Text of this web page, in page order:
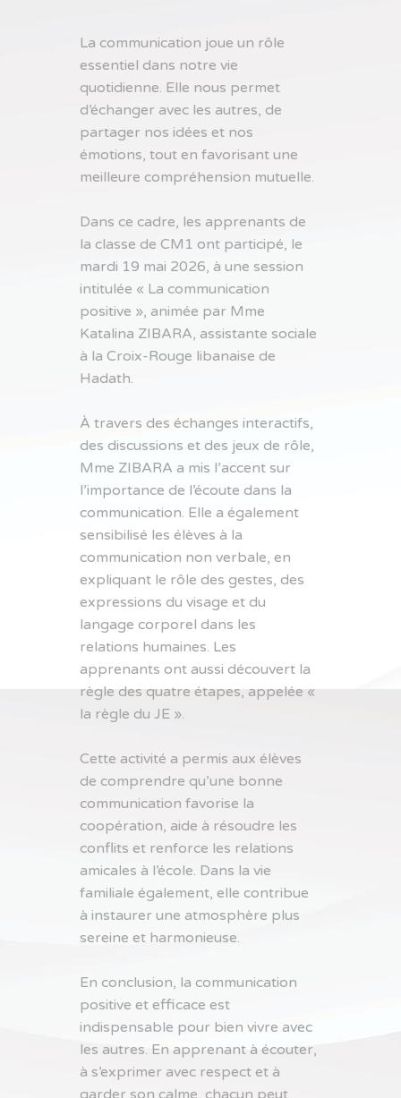
La communication joue un rôle
essentiel dans notre vie
quotidienne. Elle nous permet
d’échanger avec les autres, de
partager nos idées et nos
émotions, tout en favorisant une
meilleure compréhension mutuelle.
Dans ce cadre, les apprenants de
la classe de CM1 ont participé, le
mardi 19 mai 2026, à une session
intitulée « La communication
positive », animée par Mme
Katalina ZIBARA, assistante sociale
à la Croix-Rouge libanaise de
Hadath.
À travers des échanges interactifs,
des discussions et des jeux de rôle,
Mme ZIBARA a mis l’accent sur
l’importance de l’écoute dans la
communication. Elle a également
sensibilisé les élèves à la
communication non verbale, en
expliquant le rôle des gestes, des
expressions du visage et du
langage corporel dans les
relations humaines. Les
apprenants ont aussi découvert la
règle des quatre étapes, appelée «
la règle du JE ».
Cette activité a permis aux élèves
de comprendre qu’une bonne
communication favorise la
coopération, aide à résoudre les
conflits et renforce les relations
amicales à l’école. Dans la vie
familiale également, elle contribue
à instaurer une atmosphère plus
sereine et harmonieuse.
En conclusion, la communication
positive et efficace est
indispensable pour bien vivre avec
les autres. En apprenant à écouter,
à s’exprimer avec respect et à
garder son calme, chacun peut